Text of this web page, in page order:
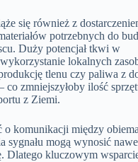
się również z
potrzebnych do
Duży potencjał tkwi w
lokalnych
tlenu czy paliwa z
co zmniejszyłoby ilość
z Ziemi.
o komunikacji między obiema
sygnału mogą wynosić
Dlatego kluczowym